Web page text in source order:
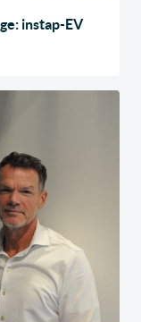
instap-EV